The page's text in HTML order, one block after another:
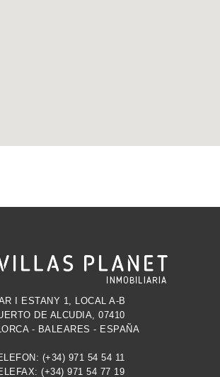
I ESTANY 1, LOCAL A-B
DE ALCUDIA, 07410
- BALEARES - ESPAÑA
(+34) 971 54 54 11
(+34) 971 54 77 19